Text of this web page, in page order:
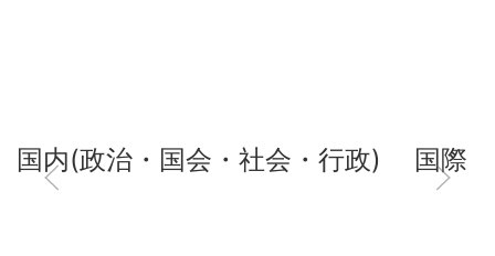
国内(政治・国会・社会・行政) 国際